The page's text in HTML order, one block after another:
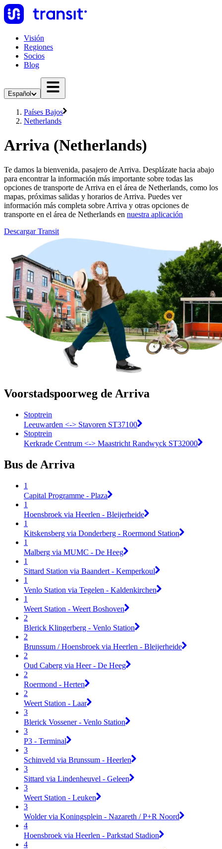
Visión
Regiones
Socios
Blog
Español
Países Bajos
Netherlands
Arriva (Netherlands)
Te damos la bienvenida, pasajero de Arriva. Desplázate hacia abajo
para encontrar la información más importante sobre todas las
opciones de transporte de Arriva en el área de Netherlands, como los
mapas, próximas salidas y horarios de Arriva. Puedes ver
información más completa sobre Arriva y otras opciones de
transporte en el área de Netherlands en nuestra aplicación
Descargar Transit
Voorstadspoorweg de Arriva
Stoptrein
Leeuwarden <-> Stavoren ST37100
Stoptrein
Kerkrade Centrum <-> Maastricht Randwyck ST32000
Bus de Arriva
1
Capital Programme - Plaza
1
Hoensbroek via Heerlen - Bleijerheide
1
Kitskensberg via Donderberg - Roermond Station
1
Malberg via MUMC - De Heeg
1
Sittard Station via Baandert - Kemperkoul
1
Venlo Station via Tegelen - Kaldenkirchen
1
Weert Station - Weert Boshoven
2
Blerick Klingerberg - Venlo Station
2
Brunssum / Hoensbroek via Heerlen - Bleijerheide
2
Oud Caberg via Heer - De Heeg
2
Roermond - Herten
2
Weert Station - Laar
3
Blerick Vossener - Venlo Station
3
P3 - Terminal
3
Schinveld via Brunssum - Heerlen
3
Sittard via Lindenheuvel - Geleen
3
Weert Station - Leuken
3
Wolder via Koningsplein - Nazareth / P+R Noord
4
Hoensbroek via Heerlen - Parkstad Stadion
4